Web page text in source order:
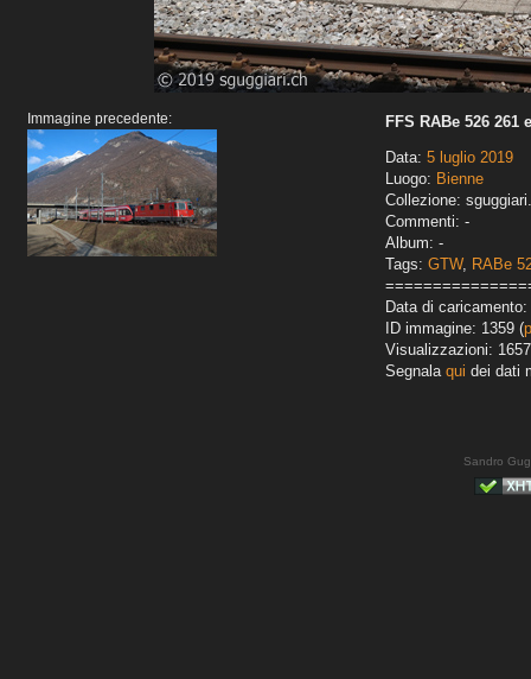
Immagine precedente:
FFS RABe 526 261
Data: 5 luglio 2019
Luogo: Bienne
Collezione:
Commenti: -
Album: -
Tags: GTW, RABe
Data di caricamento:
ID immagine: 1359 (
Visualizzazioni: 1657
Segnala qui dei dati
Sandro